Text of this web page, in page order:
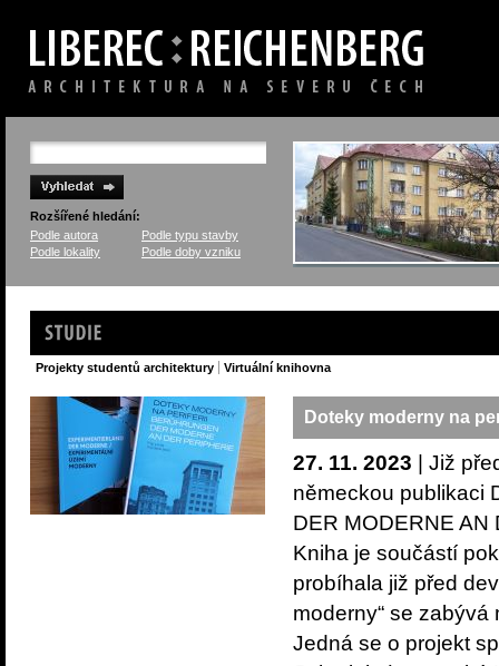
Rozšířené hledání:
Podle autora
Podle typu stavby
Podle lokality
Podle doby vzniku
Studie
Projekty studentů architektury Virtuální knihovna
Doteky moderny na
27. 11. 2023 | Již
německou publikaci
DER MODERNE AN
Kniha je součástí
probíhala již před
moderny“ se
Jedná se o projekt